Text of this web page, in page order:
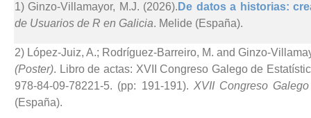
1) Ginzo-Villamayor, M.J. (2026). De datos a historias:
de Usuarios de R en Galicia. Melide (España).
2) López-Juiz, A.; Rodríguez-Barreiro, M. and Ginzo-
(Poster). Libro de actas: XVII Congreso Galego de
978-84-09-78221-5. (pp: 191-191). XVII Congreso
(España).